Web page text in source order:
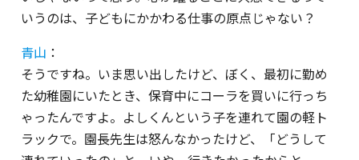
いうのは、子どもにかかわる仕事の原点じゃない？
青山 ：
そうですね。いま思い出したけど、ぼく、最初に勤め
た幼稚園にいたとき、保育中にコーラを買いに行っち
ゃったんですよ。よしくんという子を連れて園の軽ト
ラックで。園長先生は怒んなかったけど、「どうして